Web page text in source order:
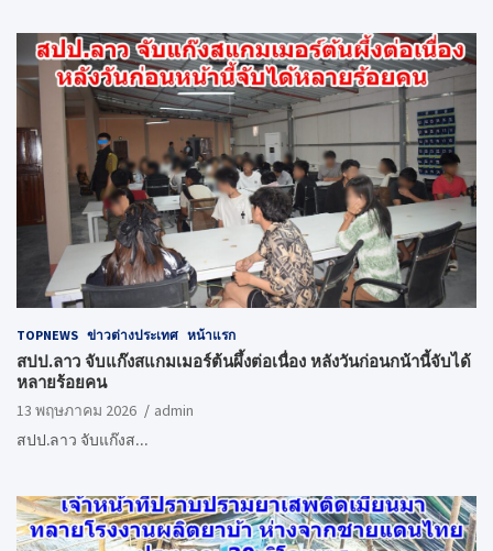
TOPNEWS ข่าวต่างประเทศ หน้าแรก
สปป.ลาว จับแก๊งสแกมเมอร์ต้นผึ้งต่อเนื่อง หลังวันก่อนกน้านี้จับได้
หลายร้อยคน
13 พฤษภาคม 2026
admin
สปป.ลาว จับแก๊งส…